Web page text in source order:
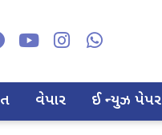
વેપાર ઈ ન્યુઝ પેપર